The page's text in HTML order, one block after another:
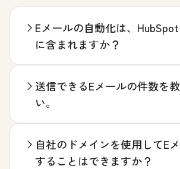
Eメールの自動化は、
に含まれますか？
送信できるEメールの件数を
い。
自社のドメインを使用してE
することはできますか？